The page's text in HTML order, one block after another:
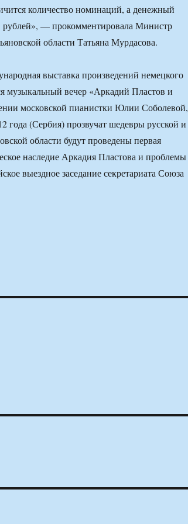
количество номинаций, а денежный
— прокомментировала Министр
области Татьяна Мурдасова.
выставка произведений немецкого
музыкальный вечер «Аркадий Пластов и
московской пианистки Юлии Соболевой,
года (Сербия) прозвучат шедевры русской и
области будут проведены первая
наследие Аркадия Пластова и проблемы
выездное заседание секретариата Союза